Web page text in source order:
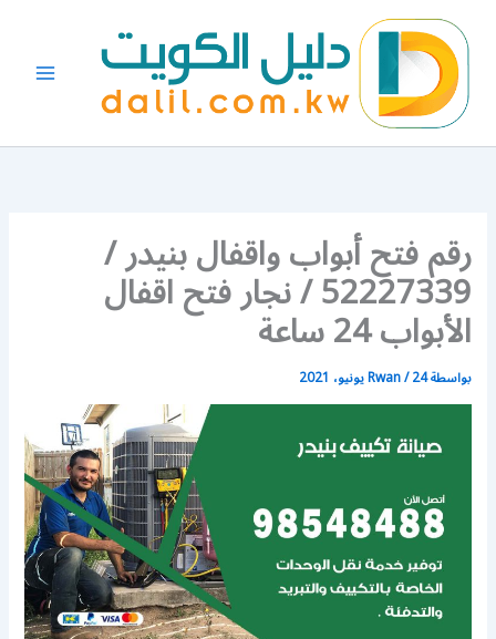
المحتوى
رقم فتح أبواب واقفال بنيدر /
52227339 / نجار فتح اقفال
الأبواب 24 ساعة
بواسطة Rwan/24 يونيو، 2021